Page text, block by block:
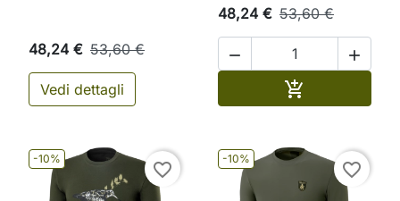
48,24 € 53,60 €
Vedi dettagli
48,24 € 53,60 €
 

-10%
favorite_border
-10%
favorite_border